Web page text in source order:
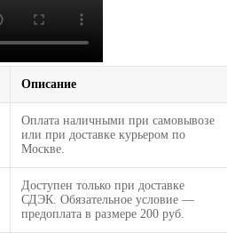
Описание
Оплата наличными при самовывозе
или при доставке курьером по
Москве.
Доступен только при доставке
СДЭК. Обязательное условие —
предоплата в размере 200 руб.